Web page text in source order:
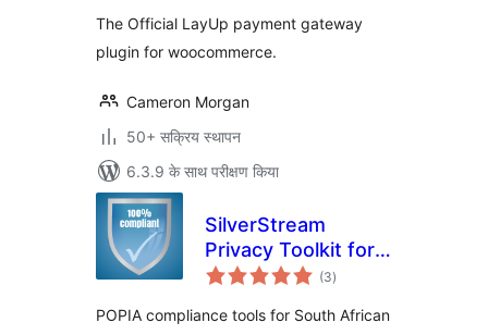
The Official LayUp payment gateway
plugin for woocommerce.
Cameron Morgan
50+ सक्रिय स्थापन
6.3.9 के साथ परीक्षण किया
SilverStream
Privacy Toolkit for
POPIA
(3कुल
दर)
POPIA compliance tools for South African